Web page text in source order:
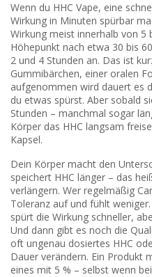
Wenn du HHC Vape, eine
Wirkung in Minuten spürbar
Wirkung meist innerhalb von 5
Höhepunkt nach etwa 30 bis
2 und 4 Stunden an. Das ist
Gummibärchen, einer oralen
aufgenommen wird dauert es
du etwas spürst. Aber sobald
Stunden – manchmal sogar
Körper das HHC langsam
Kapsel.
Dein Körper macht den
speichert HHC länger – das
verlängern. Wer regelmäßig
Toleranz auf und fühlt
spürt die Wirkung schneller,
Und dann gibt es noch die
oft ungenau dosiertes HHC
Dauer verändern. Ein Produkt
eines mit 5 % – selbst wenn